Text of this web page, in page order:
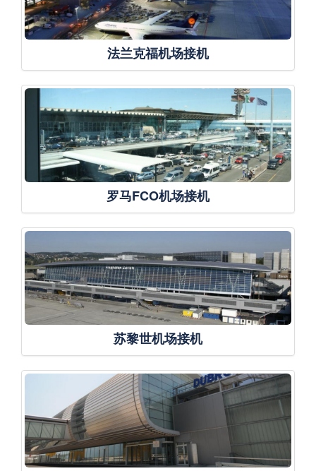
法兰克福机场接机
罗马FCO机场接机
苏黎世机场接机